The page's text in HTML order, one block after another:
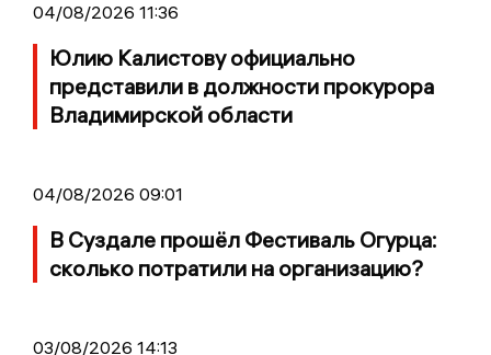
04/08/2026 11:36
Юлию Калистову официально
представили в должности прокурора
Владимирской области
04/08/2026 09:01
В Суздале прошёл Фестиваль Огурца:
сколько потратили на организацию?
03/08/2026 14:13